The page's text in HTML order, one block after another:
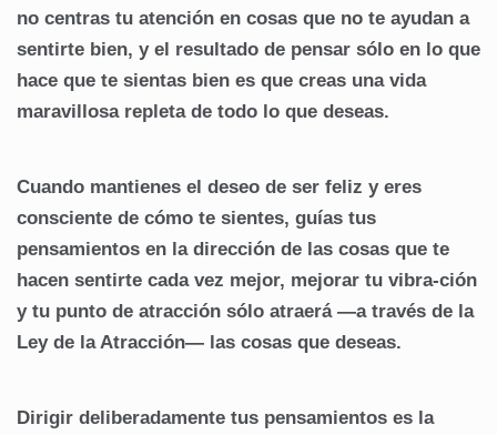
no centras tu atención en cosas que no te ayudan a
sentirte bien, y el resultado de pensar sólo en lo que
hace que te sientas bien es que creas una vida
maravillosa repleta de todo lo que deseas.
Cuando mantienes el deseo de ser feliz y eres
consciente de cómo te sientes, guías tus
pensamientos en la dirección de las cosas que te
hacen sentirte cada vez mejor, mejorar tu vibra-ción
y tu punto de atracción sólo atraerá —a través de la
Ley de la Atracción— las cosas que deseas.
Dirigir deliberadamente tus pensamientos es la